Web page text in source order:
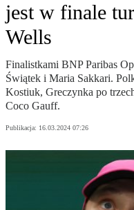
jest w finale
Wells
Finalistkami BNP Paribas
Świątek i Maria Sakkari.
Kostiuk, Greczynka po
Coco Gauff.
Publikacja: 16.03.2024 07:26